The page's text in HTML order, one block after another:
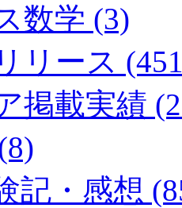
数学 (3)
リース
掲載実績
記・感想